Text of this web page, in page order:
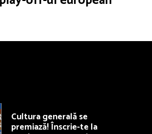
Cultura generală se
premiază! Înscrie-te la